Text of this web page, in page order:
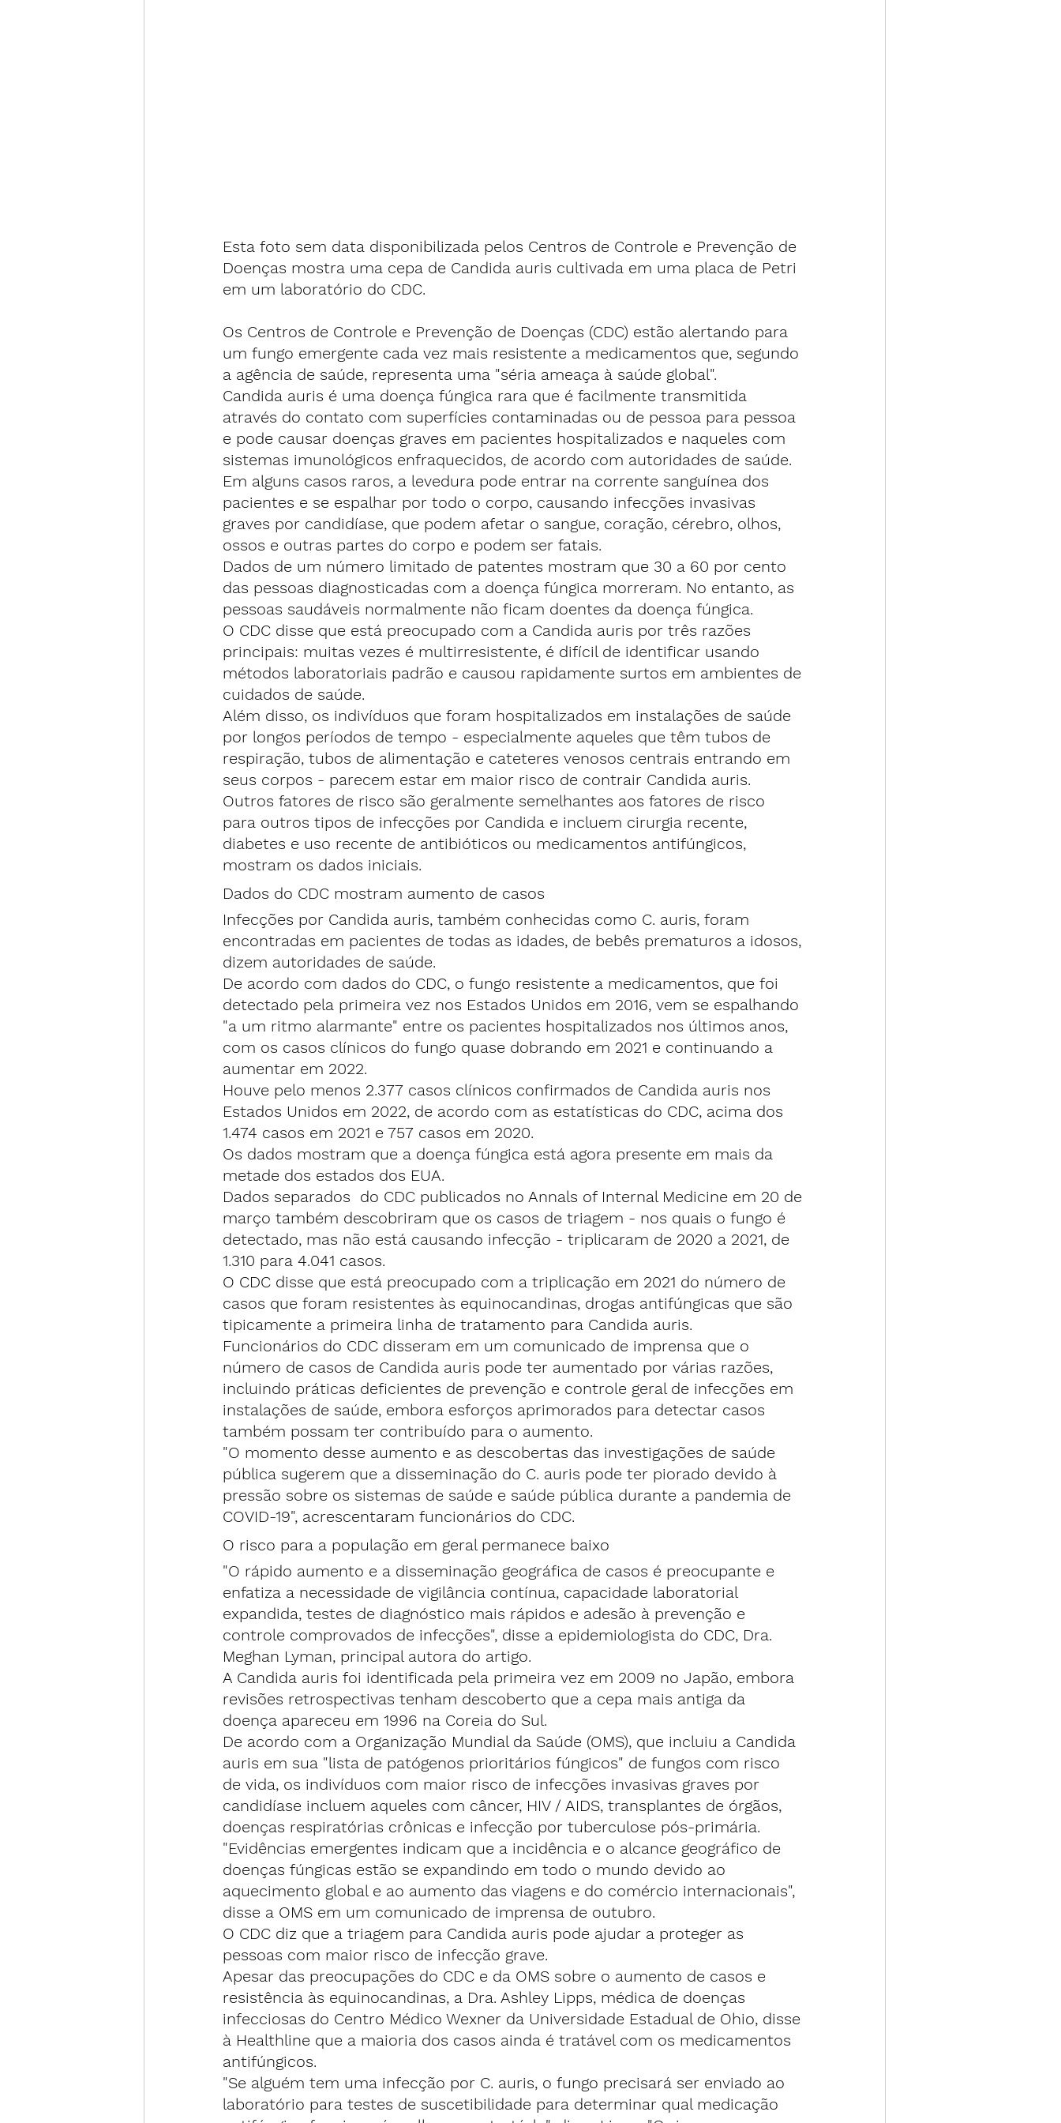
Esta foto sem data disponibilizada pelos Centros de Controle e Prevenção de
Doenças mostra uma cepa de Candida auris cultivada em uma placa de Petri
em um laboratório do CDC.
Os Centros de Controle e Prevenção de Doenças (CDC) estão alertando para
um fungo emergente cada vez mais resistente a medicamentos que, segundo
a agência de saúde, representa uma "séria ameaça à saúde global".
Candida auris é uma doença fúngica rara que é facilmente transmitida
através do contato com superfícies contaminadas ou de pessoa para pessoa
e pode causar doenças graves em pacientes hospitalizados e naqueles com
sistemas imunológicos enfraquecidos, de acordo com autoridades de saúde.
Em alguns casos raros, a levedura pode entrar na corrente sanguínea dos
pacientes e se espalhar por todo o corpo, causando infecções invasivas
graves por candidíase, que podem afetar o sangue, coração, cérebro, olhos,
ossos e outras partes do corpo e podem ser fatais.
Dados de um número limitado de patentes mostram que 30 a 60 por cento
das pessoas diagnosticadas com a doença fúngica morreram. No entanto, as
pessoas saudáveis normalmente não ficam doentes da doença fúngica.
O CDC disse que está preocupado com a Candida auris por três razões
principais: muitas vezes é multirresistente, é difícil de identificar usando
métodos laboratoriais padrão e causou rapidamente surtos em ambientes de
cuidados de saúde.
Além disso, os indivíduos que foram hospitalizados em instalações de saúde
por longos períodos de tempo - especialmente aqueles que têm tubos de
respiração, tubos de alimentação e cateteres venosos centrais entrando em
seus corpos - parecem estar em maior risco de contrair Candida auris.
Outros fatores de risco são geralmente semelhantes aos fatores de risco
para outros tipos de infecções por Candida e incluem cirurgia recente,
diabetes e uso recente de antibióticos ou medicamentos antifúngicos,
mostram os dados iniciais.
Dados do CDC mostram aumento de casos
Infecções por Candida auris, também conhecidas como C. auris, foram
encontradas em pacientes de todas as idades, de bebês prematuros a idosos,
dizem autoridades de saúde.
De acordo com dados do CDC, o fungo resistente a medicamentos, que foi
detectado pela primeira vez nos Estados Unidos em 2016, vem se espalhando
"a um ritmo alarmante" entre os pacientes hospitalizados nos últimos anos,
com os casos clínicos do fungo quase dobrando em 2021 e continuando a
aumentar em 2022.
Houve pelo menos 2.377 casos clínicos confirmados de Candida auris nos
Estados Unidos em 2022, de acordo com as estatísticas do CDC, acima dos
1.474 casos em 2021 e 757 casos em 2020.
Os dados mostram que a doença fúngica está agora presente em mais da
metade dos estados dos EUA.
Dados separados  do CDC publicados no Annals of Internal Medicine em 20 de
março também descobriram que os casos de triagem - nos quais o fungo é
detectado, mas não está causando infecção - triplicaram de 2020 a 2021, de
1.310 para 4.041 casos.
O CDC disse que está preocupado com a triplicação em 2021 do número de
casos que foram resistentes às equinocandinas, drogas antifúngicas que são
tipicamente a primeira linha de tratamento para Candida auris.
Funcionários do CDC disseram em um comunicado de imprensa que o
número de casos de Candida auris pode ter aumentado por várias razões,
incluindo práticas deficientes de prevenção e controle geral de infecções em
instalações de saúde, embora esforços aprimorados para detectar casos
também possam ter contribuído para o aumento.
"O momento desse aumento e as descobertas das investigações de saúde
pública sugerem que a disseminação do C. auris pode ter piorado devido à
pressão sobre os sistemas de saúde e saúde pública durante a pandemia de
COVID-19", acrescentaram funcionários do CDC.
O risco para a população em geral permanece baixo
"O rápido aumento e a disseminação geográfica de casos é preocupante e
enfatiza a necessidade de vigilância contínua, capacidade laboratorial
expandida, testes de diagnóstico mais rápidos e adesão à prevenção e
controle comprovados de infecções", disse a epidemiologista do CDC, Dra.
Meghan Lyman, principal autora do artigo.
A Candida auris foi identificada pela primeira vez em 2009 no Japão, embora
revisões retrospectivas tenham descoberto que a cepa mais antiga da
doença apareceu em 1996 na Coreia do Sul.
De acordo com a Organização Mundial da Saúde (OMS), que incluiu a Candida
auris em sua "lista de patógenos prioritários fúngicos" de fungos com risco
de vida, os indivíduos com maior risco de infecções invasivas graves por
candidíase incluem aqueles com câncer, HIV / AIDS, transplantes de órgãos,
doenças respiratórias crônicas e infecção por tuberculose pós-primária.
"Evidências emergentes indicam que a incidência e o alcance geográfico de
doenças fúngicas estão se expandindo em todo o mundo devido ao
aquecimento global e ao aumento das viagens e do comércio internacionais",
disse a OMS em um comunicado de imprensa de outubro.
O CDC diz que a triagem para Candida auris pode ajudar a proteger as
pessoas com maior risco de infecção grave.
Apesar das preocupações do CDC e da OMS sobre o aumento de casos e
resistência às equinocandinas, a Dra. Ashley Lipps, médica de doenças
infecciosas do Centro Médico Wexner da Universidade Estadual de Ohio, disse
à Healthline que a maioria dos casos ainda é tratável com os medicamentos
antifúngicos.
"Se alguém tem uma infecção por C. auris, o fungo precisará ser enviado ao
laboratório para testes de suscetibilidade para determinar qual medicação